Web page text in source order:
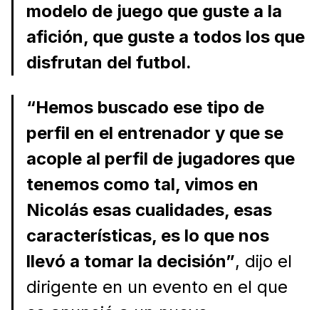
modelo de juego que guste a la
afición, que guste a todos los que
disfrutan del futbol.
“Hemos buscado ese tipo de
perfil en el entrenador y que se
acople al perfil de jugadores que
tenemos como tal, vimos en
Nicolás esas cualidades, esas
características, es lo que nos
llevó a tomar la decisión”, dijo el
dirigente en un evento en el que